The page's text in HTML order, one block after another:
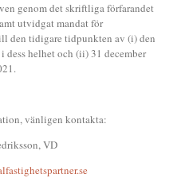
genom det skriftliga förfarandet
utvidgat mandat för
den tidigare tidpunkten av (i) den
dess helhet och (ii) 31 december
vänligen kontakta:
VD